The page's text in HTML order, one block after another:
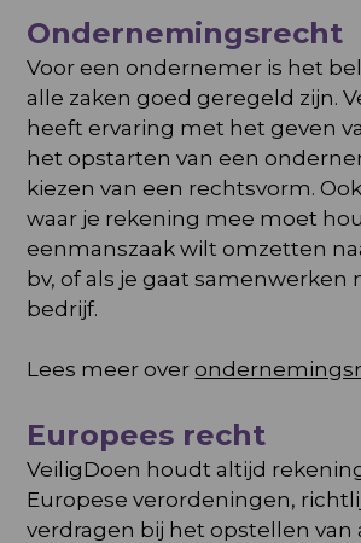
Ondernemingsrecht
Voor een ondernemer is het
alle zaken goed geregeld zijn.
heeft ervaring met het geven
het opstarten van een
kiezen van een rechtsvorm.
waar je rekening mee moet
eenmanszaak wilt omzetten
bv, of als je gaat samenwerken
bedrijf.
Lees meer over
Europees recht
VeiligDoen houdt altijd
Europese verordeningen,
verdragen bij het opstellen van